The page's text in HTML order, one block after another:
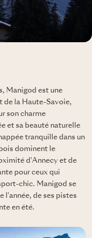
Manigod est une
de la Haute-Savoie,
son charme
et sa beauté naturelle
tranquille dans un
dominent le
d'Annecy et de
pour ceux qui
chic. Manigod se
l'année, de ses pistes
en été.